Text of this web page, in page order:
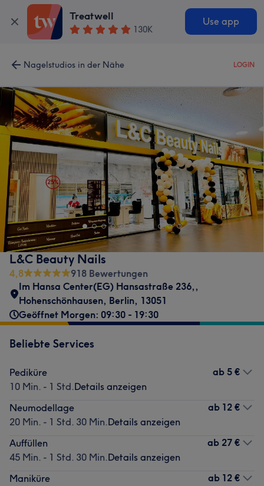
Treatwell
130K
Use app
Nagelstudios in der Nähe LOGIN
L&C Beauty Nails
4,8
918 Bewertungen
Im Hansa Center(EG) Hansastraße 236,,
Hohenschönhausen, Berlin, 13051
Geöffnet Morgen: 09:30 - 19:30
Beliebte Services
Pediküre
10 Min. - 1 Std.Details anzeigen
ab 5 €
Neumodellage
20 Min. - 1 Std. 30 Min.Details anzeigen
ab 12 €
Auffüllen
45 Min. - 1 Std. 30 Min.Details anzeigen
ab 27 €
Maniküre
ab 12 €